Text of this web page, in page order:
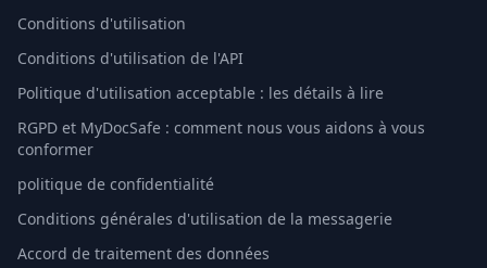
Conditions d'utilisation
Conditions d'utilisation de l'API
Politique d'utilisation acceptable : les détails à lire
RGPD et MyDocSafe : comment nous vous aidons à vous
conformer
politique de confidentialité
Conditions générales d'utilisation de la messagerie
Accord de traitement des données